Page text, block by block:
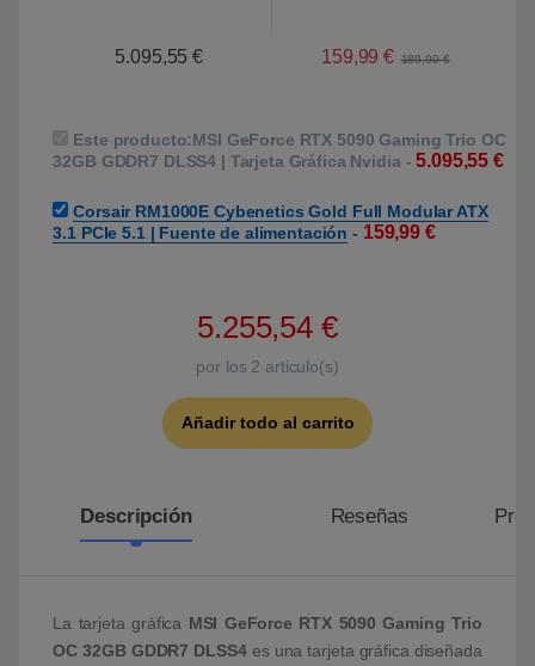
5.095,55€ 159,99€ 189,90€
Este producto:MSI GeForce RTX 5090 Gaming Trio OC
32GB GDDR7 DLSS4 | Tarjeta Gráfica Nvidia-5.095,55 €
Corsair RM1000E Cybenetics Gold Full Modular ATX
3.1 PCIe 5.1 | Fuente de alimentación - 159,99 €
5.255,54 €
por los 2 articulo(s)
Añadir todo al carrito
Descripción Reseñas
La tarjeta gráfica MSI GeForce RTX 5090 Gaming Trio
OC 32GB GDDR7 DLSS4es una tarjeta gráfica diseñada